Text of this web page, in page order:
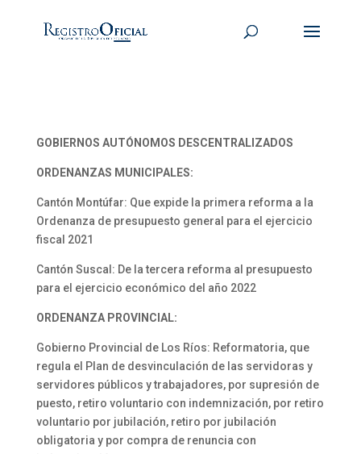
GOBIERNOS AUTÓNOMOS DESCENTRALIZADOS
ORDENANZAS MUNICIPALES:
Cantón Montúfar: Que expide la primera reforma a la
Ordenanza de presupuesto general para el ejercicio
fiscal 2021
Cantón Suscal: De la tercera reforma al presupuesto
para el ejercicio económico del año 2022
ORDENANZA PROVINCIAL:
Gobierno Provincial de Los Ríos: Reformatoria, que
regula el Plan de desvinculación de las servidoras y
servidores públicos y trabajadores, por supresión de
puesto, retiro voluntario con indemnización, por retiro
voluntario por jubilación, retiro por jubilación
obligatoria y por compra de renuncia con